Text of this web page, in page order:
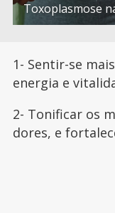
Toxoplasmose
1- Sentir-se
energia e
2- Tonificar os
dores, e